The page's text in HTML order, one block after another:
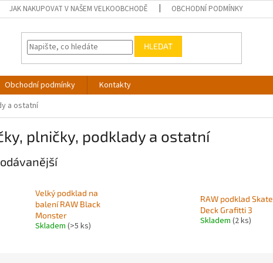
JAK NAKUPOVAT V NAŠEM VELKOOBCHODĚ OBCHODNÍ PODMÍNKY
HLEDAT
Obchodní podmínky
Kontakty
a ostatní
plničky, podklady a ostatní
Velký podklad na
balení RAW Black
Monster
Skladem (>5 ks)
RAW podklad Skate
Deck Grafitti 3
Skladem (2 ks)